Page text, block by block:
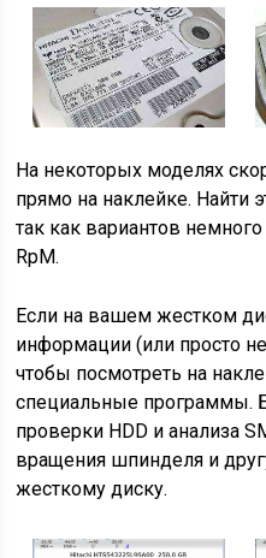
На некоторых моделях
прямо на наклейке. Найти
так как вариантов
RpM.
Если на вашем жестком
информации (или просто
чтобы посмотреть на
специальные программы.
проверки HDD и анализа
вращения шпинделя и
жесткому диску.